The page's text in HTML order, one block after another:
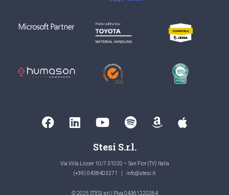
Stesi S.r.l.
Via Villa Liccer 10/7 31020 – San Fior (TV) Italia
(+39) 0438403271
info@stesi.it
© 2025 STESI srl | P.Iva 04361220264